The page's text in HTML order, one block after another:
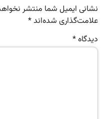
نشانی ایمیل شما منتشر
علامت‌گذاری شده‌اند*
دیدگاه*